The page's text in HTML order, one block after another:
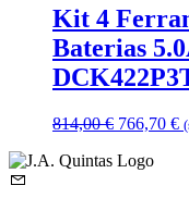
363,00 €.
Kit 4
Baterias
814,00€ O
original
766,70 €